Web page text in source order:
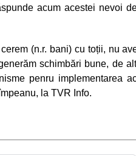
acum acestei nevoi
(n.r. bani) cu toții, nu
schimbări bune, de
penru implementarea
la TVR Info.